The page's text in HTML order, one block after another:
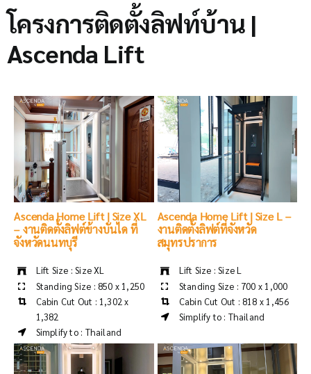
โครงการติดตั้งลิฟท์บ้าน |
Ascenda Lift
Ascenda Home Lift | Size XL
– งานติดตั้งลิฟต์ข้างบันได ที่
จังหวัดนนทบุรี
Lift Size : Size XL
Standing Size : 850 x 1,250
Cabin Cut Out : 1,302 x
1,382
Simplify to : Thailand
Ascenda Home Lift | Size L –
งานติดตั้งลิฟต์ที่จังหวัด
สมุทรปราการ
Lift Size : Size L
Standing Size : 700 x 1,000
Cabin Cut Out : 818 x 1,456
Simplify to : Thailand